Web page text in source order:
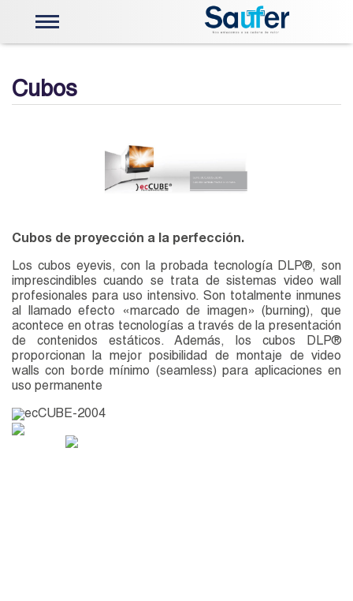
Telemetria e Instrumentación
Válvulas y Actuadores
Mobiliario Ergonomico
Sistemas de visualización
Cubos
Cubos de proyección a la perfección.
Los cubos eyevis, con la probada tecnología DLP®, son
imprescindibles cuando se trata de sistemas video wall
profesionales para uso intensivo. Son totalmente inmunes
al llamado efecto «marcado de imagen» (burning), que
acontece en otras tecnologías a través de la presentación
de contenidos estáticos. Además, los cubos DLP®
proporcionan la mejor posibilidad de montaje de video
walls con borde mínimo (seamless) para aplicaciones en
uso permanente